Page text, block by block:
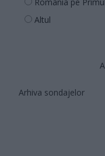
Altul
Arhiva sondajelor